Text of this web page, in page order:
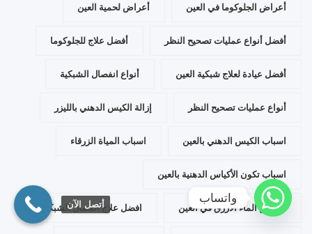
أعراض الجلوكوما في العين أعراض لحمية العين
أفضل أنواع عمليات تصحيح النظر أفضل علاج للجلوكوما
أفضل عيادة لعلاج شبكية العين أنواع انفصال الشبكية
أنواع عمليات تصحيح النظر إزالة الكيس الدهني بالليزر
اسباب الكيس الدهني بالعين اسباب المياة الزرقاء
اسباب تكون الأكياس الدهنية بالعين
اعراض الماء الازرق في العين افضل علاج انفصال الشبكية
أتصل الآن واتساب